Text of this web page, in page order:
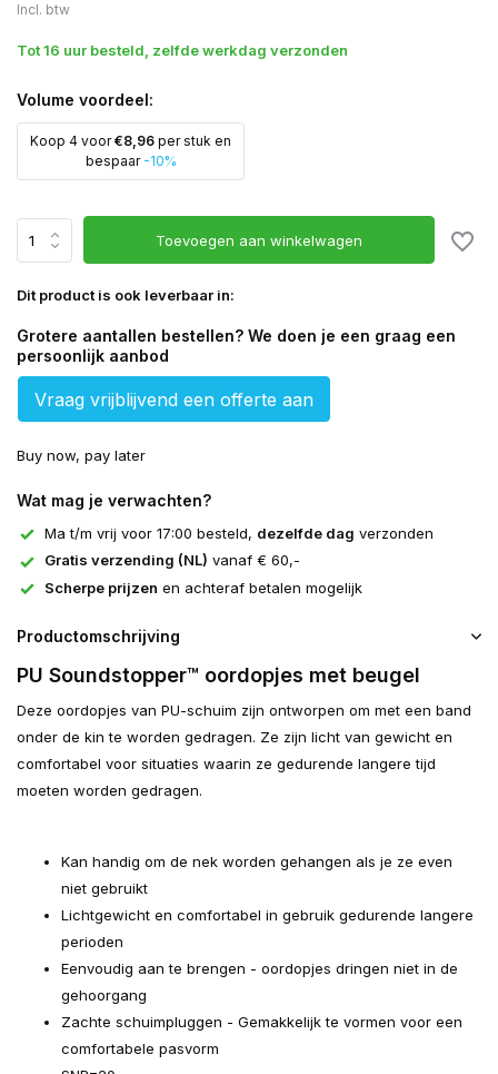
Incl. btw
Tot 16 uur besteld, zelfde werkdag verzonden
Volume voordeel:
Koop 4 voor€8,96 per stuk en
bespaar -10%
Toevoegen aan winkelwagen
Dit product is ook leverbaar in:
Grotere aantallen bestellen? We doen je een graag een
persoonlijk aanbod
Vraag vrijblijvend een offerte aan
Buy now, pay later
Wat mag je verwachten?
Ma t/m vrij voor 17:00 besteld, dezelfde dag verzonden
Gratis verzending (NL) vanaf € 60,-
Scherpe prijzen en achteraf betalen mogelijk
Productomschrijving
PU Soundstopper™ oordopjes met beugel
Deze oordopjes van PU-schuim zijn ontworpen om met een band
onder de kin te worden gedragen. Ze zijn licht van gewicht en
comfortabel voor situaties waarin ze gedurende langere tijd
moeten worden gedragen.
Kan handig om de nek worden gehangen als je ze even
niet gebruikt
Lichtgewicht en comfortabel in gebruik gedurende langere
perioden
Eenvoudig aan te brengen - oordopjes dringen niet in de
gehoorgang
Zachte schuimpluggen - Gemakkelijk te vormen voor een
comfortabele pasvorm